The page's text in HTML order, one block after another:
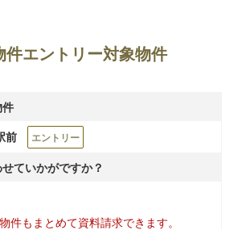
件エントリー対象物件
件
前 エントリー
ていかがですか？
件もまとめて資料請求できます。